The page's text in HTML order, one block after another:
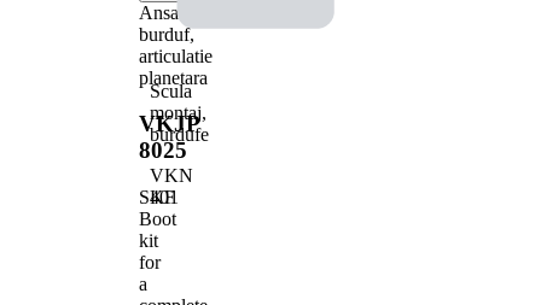
Ansamblu
burduf,
articulatie
planetara
VKJP
8025
SKF
Boot
kit
for
a
Scula
montaj,
burdufe
VKN
401